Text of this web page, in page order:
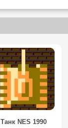
Танк NES 1990